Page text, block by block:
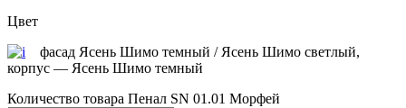
Цвет
фасад Ясень Шимо темный / Ясень Шимо светлый,
корпус — Ясень Шимо темный
Количество товара Пенал SN 01.01 Морфей